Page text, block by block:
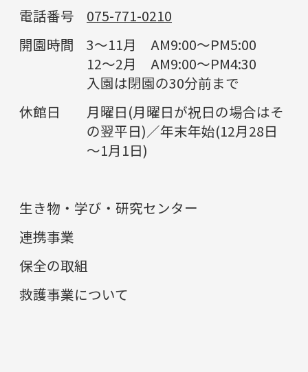
電話番号
075-771-0210
開園時間
3～11月 AM9:00～PM5:00
12～2月 AM9:00～PM4:30
入園は閉園の30分前まで
休館日
月曜日(月曜日が祝日の場合はそ
の翌平日)／年末年始(12月28日
～1月1日)
生き物・学び・研究センター
連携事業
保全の取組
救護事業について